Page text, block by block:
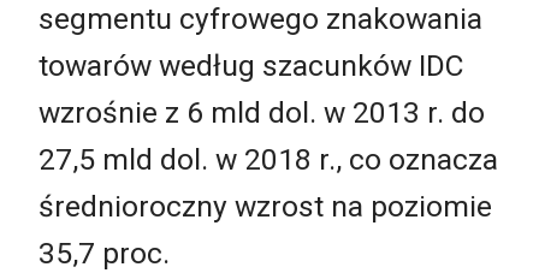
segmentu cyfrowego znakowania
towarów według szacunków IDC
wzrośnie z 6 mld dol. w 2013 r. do
27,5 mld dol. w 2018 r., co oznacza
średnioroczny wzrost na poziomie
35,7 proc.